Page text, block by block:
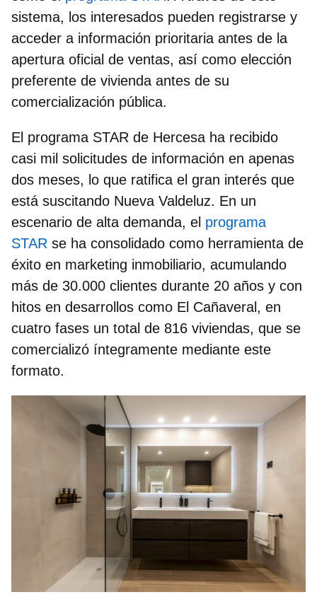
sistema, los interesados pueden registrarse y
acceder a información prioritaria antes de la
apertura oficial de ventas, así como elección
preferente de vivienda antes de su
comercialización pública.
El programa STAR de Hercesa ha recibido
casi mil solicitudes de información en apenas
dos meses, lo que ratifica el gran interés que
está suscitando Nueva Valdeluz. En un
escenario de alta demanda, el programa
STAR se ha consolidado como herramienta de
éxito en marketing inmobiliario, acumulando
más de 30.000 clientes durante 20 años y con
hitos en desarrollos como El Cañaveral, en
cuatro fases un total de 816 viviendas, que se
comercializó íntegramente mediante este
formato.